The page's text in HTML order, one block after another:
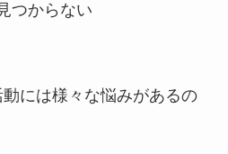
つからない
には様々な悩みがあるの